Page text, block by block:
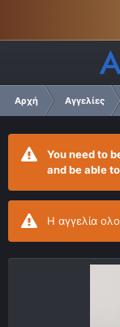
Αρχή Αγγελίες
You need to
and be able
Η αγγελία